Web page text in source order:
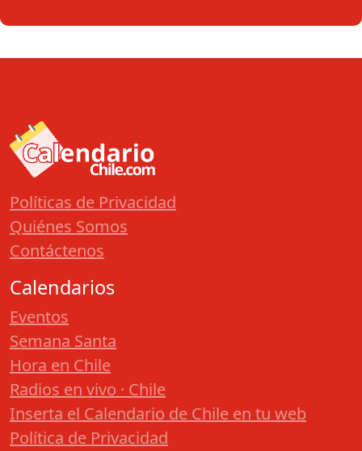
Políticas de Privacidad
Quiénes Somos
Contáctenos
Calendarios
Eventos
Semana Santa
Hora en Chile
Radios en vivo · Chile
Inserta el Calendario de Chile en tu web
Política de Privacidad